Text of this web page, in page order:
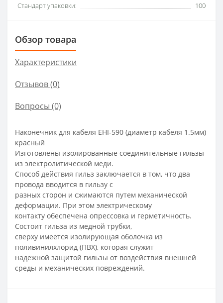
Стандарт упаковки:
100
Обзор товара
Характеристики
Отзывов (0)
Вопросы (0)
Наконечник для кабеля EHI-590 (диаметр кабеля 1.5мм)
красный
Изготовлены изолированные соединительные гильзы
из электролитической меди.
Способ действия гильз заключается в том, что два
провода вводится в гильзу с
разных сторон и сжимаются путем механической
деформации. При этом электрическому
контакту обеспечена опрессовка и герметичность.
Состоит гильза из медной трубки,
сверху имеется изолирующая оболочка из
поливинилхлорид (ПВХ), которая служит
надежной защитой гильзы от воздействия внешней
среды и механических повреждений.